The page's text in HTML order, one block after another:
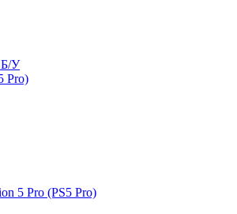
Б/У
Pro)
5 Pro (PS5 Pro)